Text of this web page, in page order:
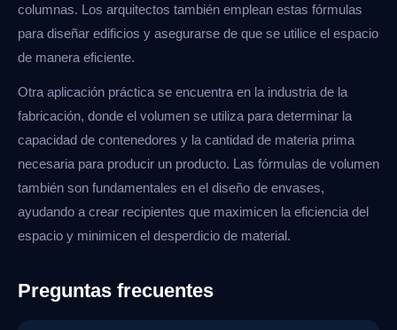
columnas. Los arquitectos también emplean estas fórmulas
para diseñar edificios y asegurarse de que se utilice el espacio
de manera eficiente.
Otra aplicación práctica se encuentra en la industria de la
fabricación, donde el volumen se utiliza para determinar la
capacidad de contenedores y la cantidad de materia prima
necesaria para producir un producto. Las fórmulas de volumen
también son fundamentales en el diseño de envases,
ayudando a crear recipientes que maximicen la eficiencia del
espacio y minimicen el desperdicio de material.
Preguntas frecuentes